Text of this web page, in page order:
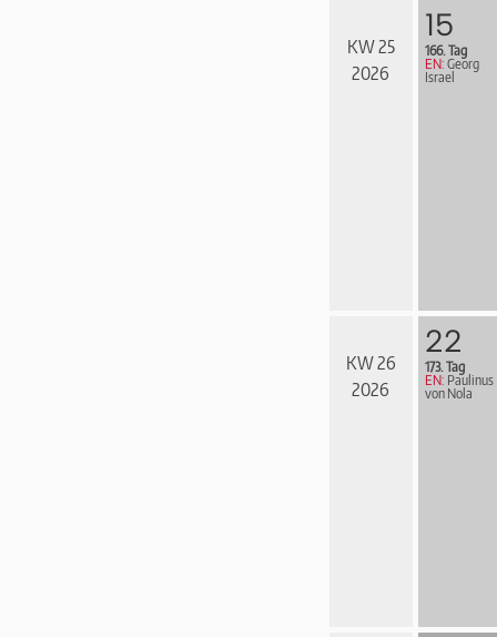
KW 25
2026
15
166. Tag
EN: Georg
Israel
KW 26
2026
22
173. Tag
EN: Paulinus
von Nola